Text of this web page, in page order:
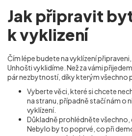
Jak připravit
k vyklizení
Čím lépe budete na vyklízení
Unhošti vyklidíme. Než za vámi
pár nezbytností, díky kterým všechno
Vyberte věci, které si chcete
na stranu, případně stačí nám o
vyklízení.
Důkladně prohlédněte všechno,
Nebylo by to poprvé, co při